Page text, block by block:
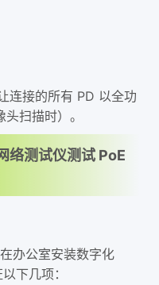
连接的所有 PD 以全功
扫描时）。
络测试仪测试 PoE
办公室安装数字化
下几项：